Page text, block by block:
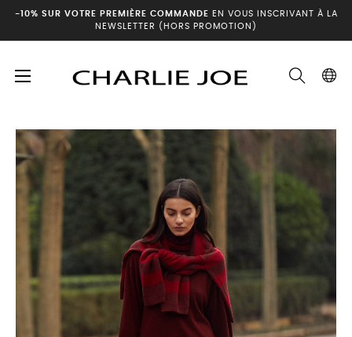
-10% SUR VOTRE PREMIÈRE COMMANDE EN VOUS INSCRIVANT À LA
NEWSLETTER (HORS PROMOTION)
Basculer
☰
Accueil Archives hiver Robe DESIDERA